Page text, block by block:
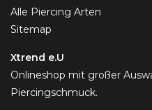
Alle Piercing Arten
Sitemap
Xtrend e.U
Onlineshop mit großer
Piercingschmuck.